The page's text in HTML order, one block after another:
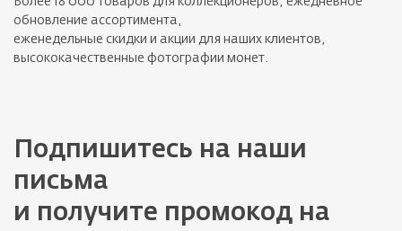
Лотерейные билеты
Смотреть все
Персоналии
Наука и образование
обновление ассортимента,
еженедельные скидки и акции для наших клиентов,
высококачественные фотографии монет.
Подпишитесь на наши
письма
и получите промокод на